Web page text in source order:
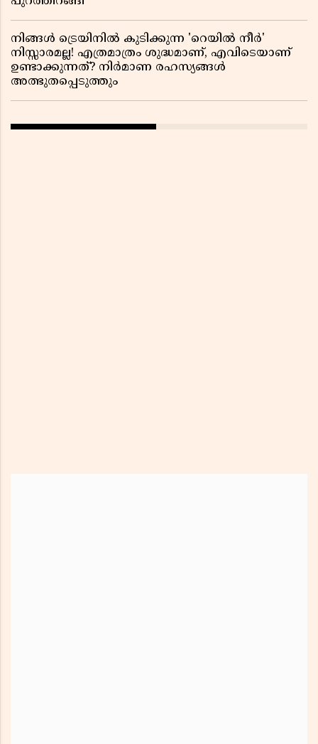
നിങ്ങൾ ട്രെയിനിൽ കുടിക്കുന്ന 'റെയിൽ നീർ'
നിസ്സാരമല്ല! എത്രമാത്രം ശുദ്ധമാണ്, എവിടെയാണ്
ഉണ്ടാക്കുന്നത്? നിർമാണ രഹസ്യങ്ങൾ
അത്ഭുതപ്പെടുത്തും